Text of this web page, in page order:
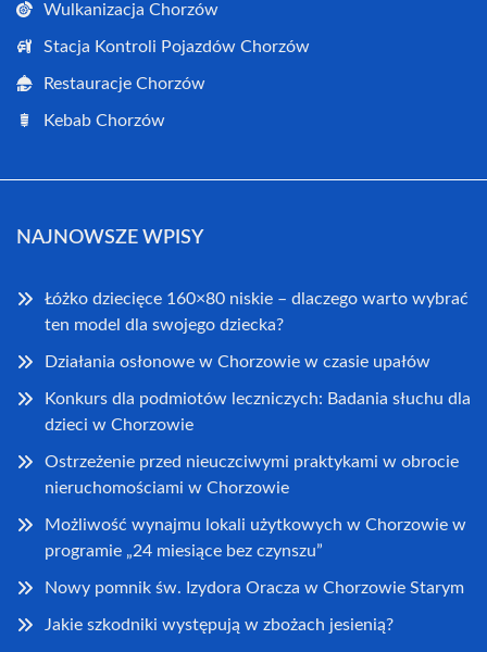
Wulkanizacja Chorzów
Stacja Kontroli Pojazdów Chorzów
Restauracje Chorzów
Kebab Chorzów
NAJNOWSZE WPISY
Łóżko dziecięce 160×80 niskie – dlaczego warto wybrać
ten model dla swojego dziecka?
Działania osłonowe w Chorzowie w czasie upałów
Konkurs dla podmiotów leczniczych: Badania słuchu dla
dzieci w Chorzowie
Ostrzeżenie przed nieuczciwymi praktykami w obrocie
nieruchomościami w Chorzowie
Możliwość wynajmu lokali użytkowych w Chorzowie w
programie „24 miesiące bez czynszu”
Nowy pomnik św. Izydora Oracza w Chorzowie Starym
Jakie szkodniki występują w zbożach jesienią?